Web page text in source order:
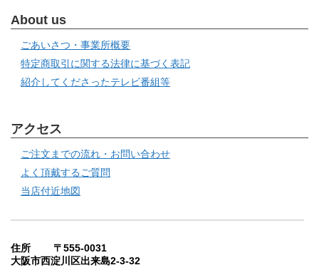
About us
ごあいさつ・事業所概要
特定商取引に関する法律に基づく表記
紹介してくださったテレビ番組等
アクセス
ご注文までの流れ・お問い合わせ
よく頂戴するご質問
当店付近地図
住所 〒555-0031
大阪市西淀川区出来島2-3-32